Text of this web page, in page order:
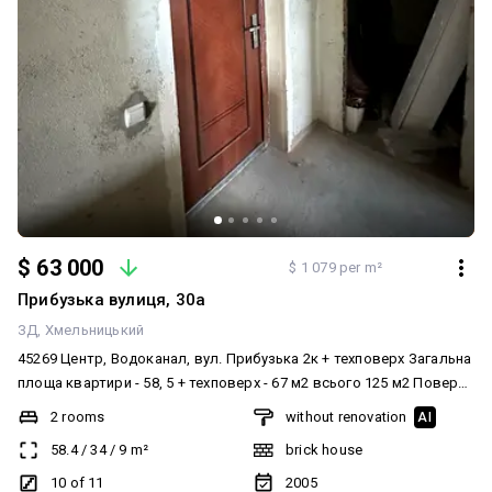
$ 63 000 $ 1 079 per m²
Прибузька вулиця, 30а
ЗД Хмельницький
45269 Центр, Водоканал, вул. Прибузька 2к + техповерх Загальна
площа квартири - 58, 5 + техповерх - 67 м2 всього 125 м2 Поверх -
10/10 Квартира світла, простора, панорамний вигляд з вікна на
місто, роздільний санвузол, роздільні кімнати правильної
форми. Великий обсяг виконаних робіт: - Стяжка - Штукатурка
стін - Розводка електрики - Встановлено індивідуальне
2 rooms
58.4/34/9 m²
10 of 11
without renovation AI
brick house
2005